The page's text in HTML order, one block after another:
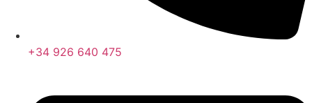
+34 926 640 475